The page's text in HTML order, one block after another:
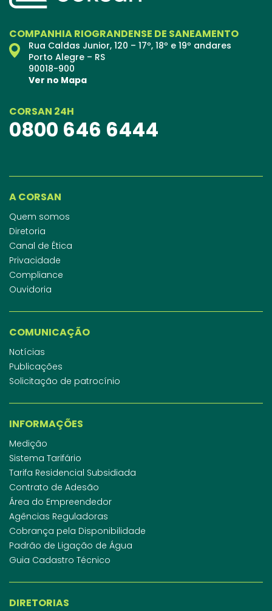
COMPANHIA RIOGRANDENSE DE SANEAMENTO
Rua Caldas Junior, 120 – 17º, 18º e 19º andares
Porto Alegre – RS
90018-900
Ver no Mapa
CORSAN 24H
0800 646 6444
A CORSAN
Quem somos
Diretoria
Canal de Ética
Privacidade
Compliance
Ouvidoria
COMUNICAÇÃO
Notícias
Publicações
Solicitação de patrocínio
INFORMAÇÕES
Medição
Sistema Tarifário
Tarifa Residencial Subsidiada
Contrato de Adesão
Área do Empreendedor
Agências Reguladoras
Cobrança pela Disponibilidade
Padrão de Ligação de Água
Guia Cadastro Técnico
DIRETORIAS